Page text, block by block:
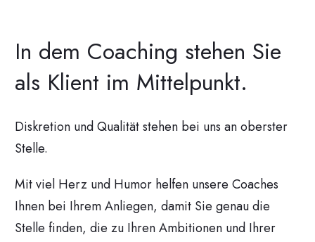
In dem Coaching stehen Sie
als Klient im Mittelpunkt.
Diskretion und Qualität stehen bei uns an oberster
Stelle.
Mit viel Herz und Humor helfen unsere Coaches
Ihnen bei Ihrem Anliegen, damit Sie genau die
Stelle finden, die zu Ihren Ambitionen und Ihrer